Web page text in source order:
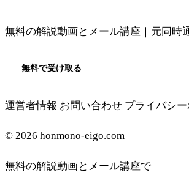
無料の解説動画とメール講座｜元同時
無料で受け取る
運営者情報 お問い合わせ プライバシ
© 2026 honmono-eigo.com
無料の解説動画とメール講座で